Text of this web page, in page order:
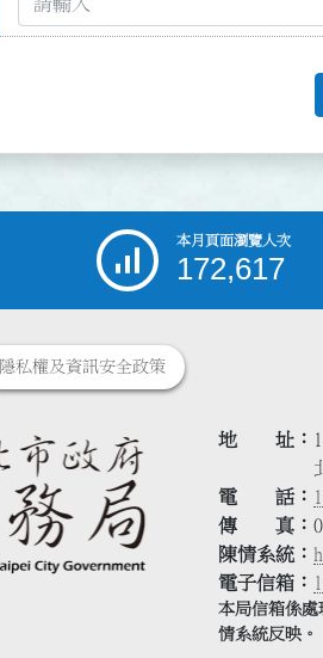
本月頁面瀏覽人次
172,617
隱私權及資訊安全政策
地 址
電 話
傳 真
陳情系統
電子信箱
本局信箱係處
情系統反映。